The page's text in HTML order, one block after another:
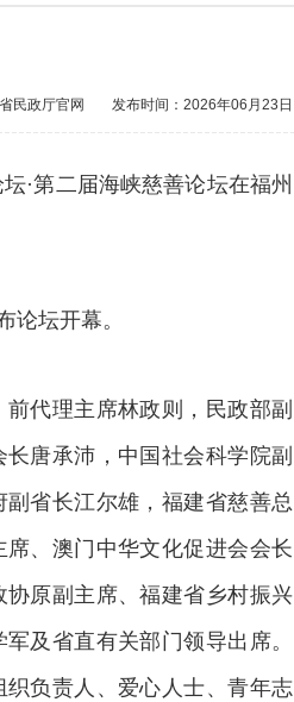
民政厅官网 发布时间：2026年06月23日
第二届海峡慈善论坛在福州
坛开幕。
代理主席林政则，民政部副
唐承沛，中国社会科学院副
省长江尔雄，福建省慈善总
、澳门中华文化促进会会长
原副主席、福建省乡村振兴
及省直有关部门领导出席。
负责人、爱心人士、青年志